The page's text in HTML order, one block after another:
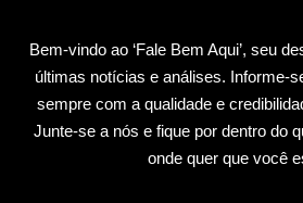
Bem-vindo ao ‘Fale Bem Aqui’, seu
últimas notícias e análises. Informe-
sempre com a qualidade e
Junte-se a nós e fique por dentro do
onde quer que você